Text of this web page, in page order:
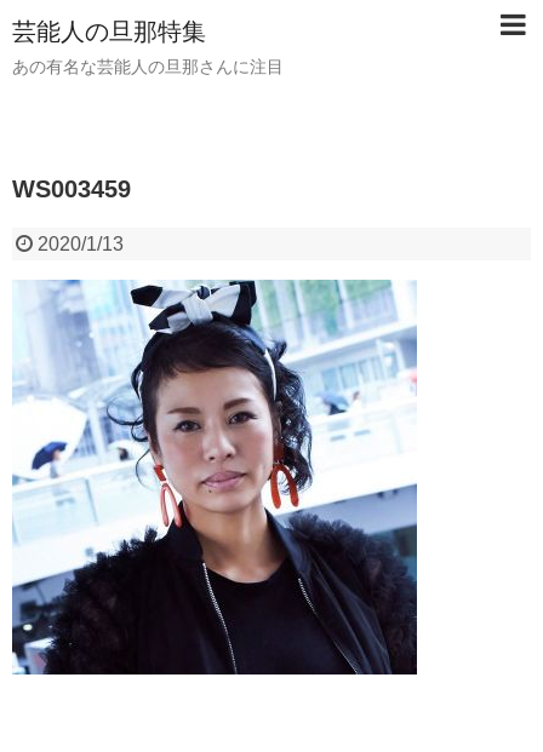
芸能人の旦那特集
あの有名な芸能人の旦那さんに注目
WS003459
2020/1/13